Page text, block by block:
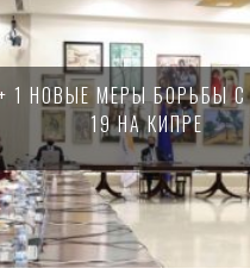
1 НОВЫЕ МЕРЫ БОРЬБЫ С
19 НА КИПРЕ